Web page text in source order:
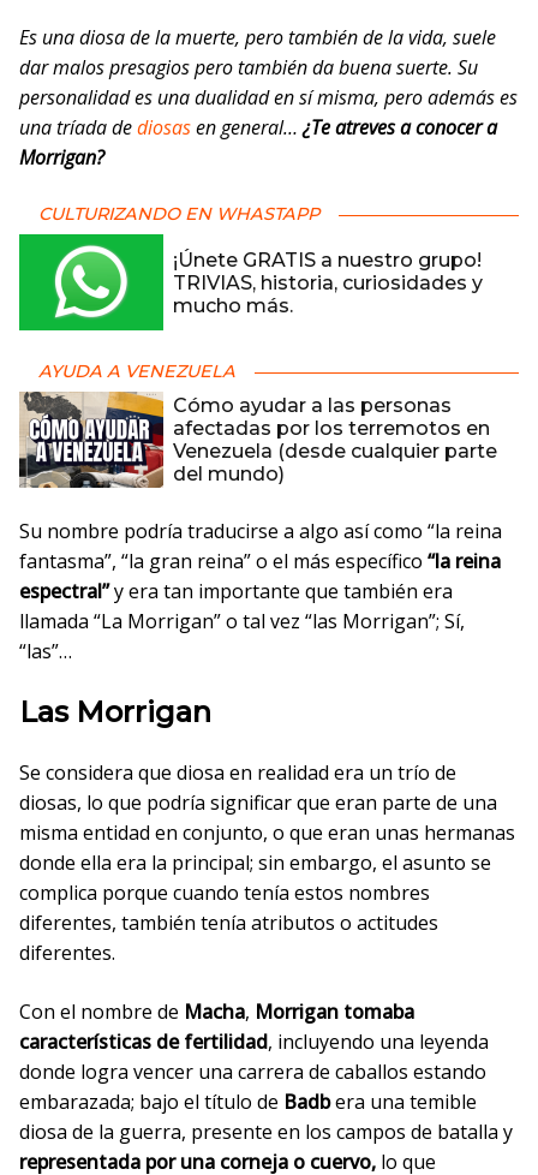
Es una diosa de la muerte, pero también de la vida, suele
dar malos presagios pero también da buena suerte. Su
personalidad es una dualidad en sí misma, pero además es
una tríada dediosasen general…¿Te atreves a conocer a
Morrigan?
CULTURIZANDO EN WHASTAPP
¡Únete GRATIS a nuestro grupo!
TRIVIAS, historia, curiosidades y
mucho más.
AYUDA A VENEZUELA
Cómo ayudar a las personas
afectadas por los terremotos en
Venezuela (desde cualquier parte
del mundo)
Su nombre podría traducirse a algo así como “la reina
fantasma”, “la gran reina” o el más específico “la reina
espectral”y era tan importante que también era
llamada “La Morrigan” o tal vez “las Morrigan”; Sí,
“las”…
Las Morrigan
Se considera que diosa en realidad era un trío de
diosas, lo que podría significar que eran parte de una
misma entidad en conjunto, o que eran unas hermanas
donde ella era la principal; sin embargo, el asunto se
complica porque cuando tenía estos nombres
diferentes, también tenía atributos o actitudes
diferentes.
Con el nombre de Macha, Morrigan tomaba
características de fertilidad, incluyendo una leyenda
donde logra vencer una carrera de caballos estando
embarazada; bajo el título de Badbera una temible
diosa de la guerra, presente en los campos de batalla y
representada por una corneja o cuervo, lo que